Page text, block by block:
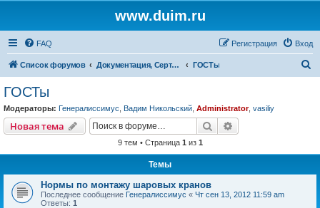
www.duim.ru
FAQ Вход
Регистрация
Список форумов Документация, Сертификаты, Стандарты, Нормы, Правила, Нормативы, Регламенты ГОСТы
ГОСТы
Модераторы: Генералиссимус Вадим Никольский Administrator, vasiliy
Новая тема Поиск
9 тем • Страница 1 из 1
Темы
Нормы по монтажу шаровых кранов
Последнее сообщение Генералиссимус « Чт сен 13, 2012 11:59 am
Ответы: 1